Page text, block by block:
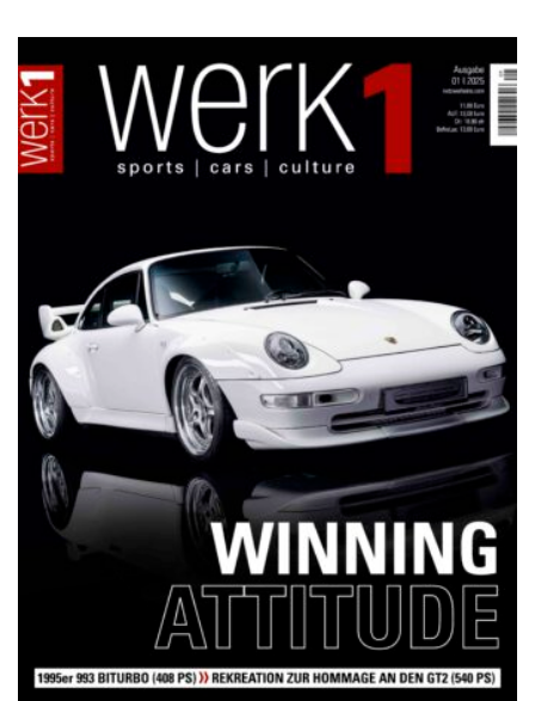
NETZWERKEINS GO! // ONLINE-STORE BY WERK1
12 Jahre werk1® sports | cars |
culture: Bestellen Sie jetzt die
neue Sommerausgabe 01 | 2025
(erscheint am 1. Juli 2025) online
auf netzwerkeins | GO!
23. Juni 2025